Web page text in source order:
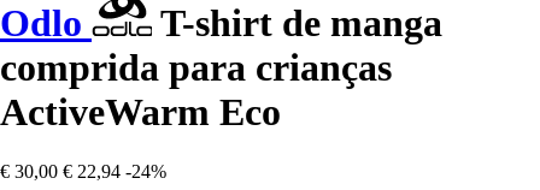
Odlo
T-shirt de manga
comprida para crianças
ActiveWarm Eco
€ 30,00 € 22,94 -24%